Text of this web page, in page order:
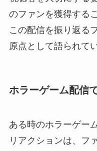
のファンを獲得する
この配信を振り返る
原点として語られて
ホラーゲーム配信
ある時のホラーゲー
リアクションは、フ